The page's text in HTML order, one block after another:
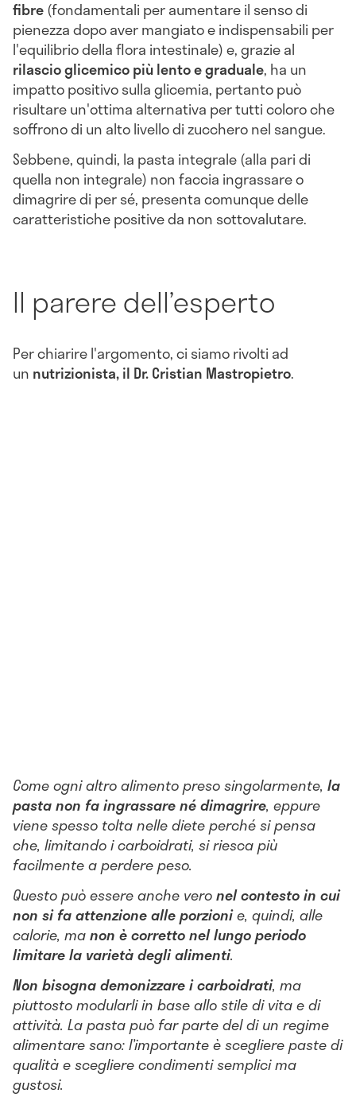
fibre(fondamentali per aumentare il senso di
pienezza dopo aver mangiato e indispensabili per
l'equilibrio della flora intestinale) e, grazie al
rilascio glicemico più lento e graduale, ha un
impatto positivo sulla glicemia, pertanto può
risultare un'ottima alternativa per tutti coloro che
soffrono di un alto livello di zucchero nel sangue.
Sebbene, quindi, la pasta integrale (alla pari di
quella non integrale) non faccia ingrassare o
dimagrire di per sé, presenta comunque delle
caratteristiche positive da non sottovalutare.
Il parere dell’esperto
Per chiarire l'argomento, ci siamo rivolti ad
un nutrizionista, il Dr. Cristian Mastropietro.
Come ogni altro alimento preso singolarmente, la
pasta non fa ingrassare né dimagrire, eppure
viene spesso tolta nelle diete perché si pensa
che, limitando i carboidrati, si riesca più
facilmente a perdere peso.
Questo può essere anche veronel contesto in cui
non si fa attenzione alle porzionie, quindi, alle
calorie, manon è corretto nel lungo periodo
limitare la varietà degli alimenti.
Non bisogna demonizzare i carboidrati, ma
piuttosto modularli in base allo stile di vita e di
attività. La pasta può far parte del di un regime
alimentare sano: l’importante è scegliere paste di
qualità e scegliere condimenti semplici ma
gustosi.